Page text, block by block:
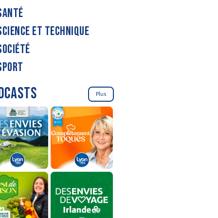
ET TECHNIQUE
Plus